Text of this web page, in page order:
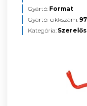
Gyártó: Format
Gyártói cikkszám:
Kategória: